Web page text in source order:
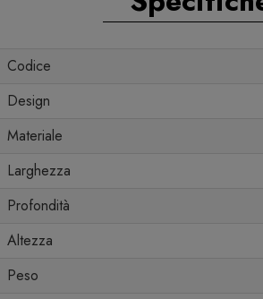
Codice
Design
Materiale
Larghezza
Profondità
Altezza
Peso